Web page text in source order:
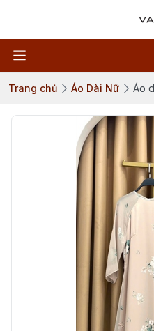
Trang chủ Áo Dài Nữ Áo